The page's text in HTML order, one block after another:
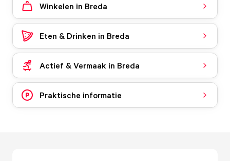
Winkelen in Breda
Eten & Drinken in Breda
Actief & Vermaak in Breda
Praktische informatie